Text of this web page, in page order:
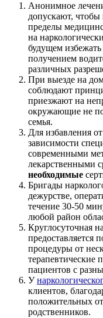
Анонимное
допускают,
пределы
на
будущем
получением
различных
При выезде на
соблюдают
приезжают на
окружающие не
семья.
Для избавления
зависимости
современными
лекарственными
необходимые
Бригады
дежурстве,
течение 30-50
любой район
Круглосуточная
предоставляется
процедуры от
терапевтические
пациентов с
У
клиентов,
положительных
родственников.